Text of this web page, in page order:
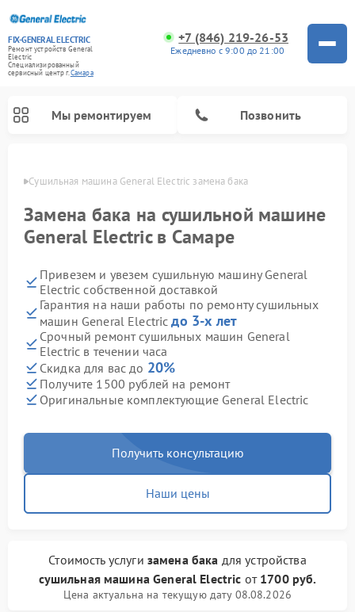
FIX-GENERAL ELECTRIC
Ремонт устройств General
Electric
Специализированный
cервисный центр г.Самара
+7 (846) 219-26-53
Ежедневно с 9:00 до 21:00
Мы ремонтируем Позвонить
Сушильная машина General Electric замена бака
Замена бака на сушильной машине
General Electric в Самаре
Привезем и увезем сушильную машину General
Electric собственной доставкой
Гарантия на наши работы по ремонту сушильных
машин General Electricдо 3-х лет
Срочный ремонт сушильных машин General
Electric в течении часа
Скидка для вас до 20%
Получите 1500 рублей на ремонт
Оригинальные комплектующие General Electric
Получить консультацию
Наши цены
Стоимость услуги замена бака для устройства
сушильная машина General Electric от 1700 руб.
Цена актуальна на текущую дату 08.08.2026